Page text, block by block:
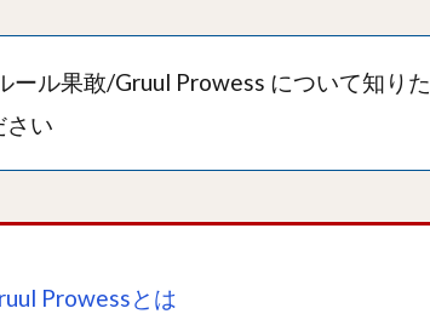
ル果敢/Gruul Prowess について知り
さい
Prowessとは